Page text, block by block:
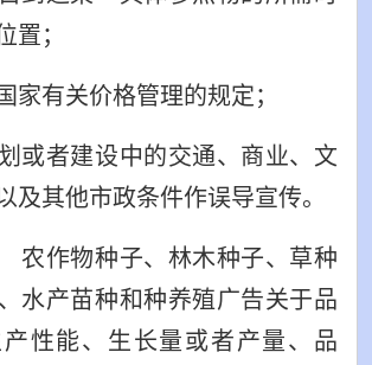
置；
家有关价格管理的规定；
划或者建设中的交通、商业、文
及其他市政条件作误导宣传。
农作物种子、林木种子、草种
水产苗种和种养殖广告关于品
性能、生长量或者产量、品